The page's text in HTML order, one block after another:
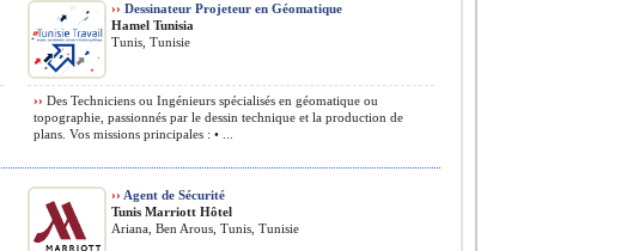
›› Dessinateur Projeteur en Géomatique
Hamel Tunisia
Tunis, Tunisie
›› Des Techniciens ou Ingénieurs spécialisés en géomatique ou
topographie, passionnés par le dessin technique et la production de
plans. Vos missions principales : • ...
›› Agent de Sécurité
Tunis Marriott Hôtel
Ariana, Ben Arous, Tunis, Tunisie